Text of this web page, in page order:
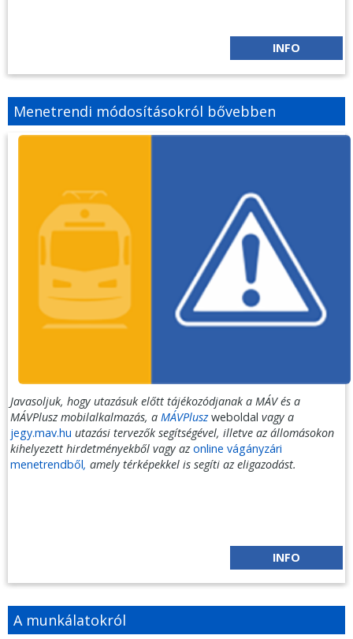
INFO
Menetrendi módosításokról bővebben
Javasoljuk, hogy utazásuk előtt tájékozódjanak a MÁV és a
MÁVPlusz mobilalkalmazás, a MÁVPluszweboldal vagy a
jegy.mav.hu utazási tervezők segítségével, illetve az állomásokon
kihelyezett hirdetményekből vagy azonline vágányzári
menetrendből, amely térképekkel is segíti az eligazodást.
INFO
A munkálatokról